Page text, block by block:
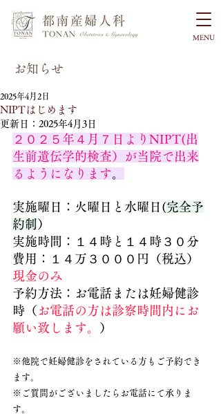
MENU
お知らせ
NIPTはじめます
2025年4月2日
更新日： 2025年4月3日
２０２５年４月７日よりNIPT(出
生前遺伝学的検査）が当院で出来
るようになります。
実施曜日：火曜日と水曜日(完全予
約制 ）
実施時間：１４時と１４時３０分
費用：１４万３０００円（税込）
現金のみ
予約方法：お電話または妊婦健診
時（ お電話の方は診察時間内にお
願い致します。
）
※他院で妊婦健診をされている方もご予約でき
ます。
※ご質問がございましたらお電話にて承りま
す。